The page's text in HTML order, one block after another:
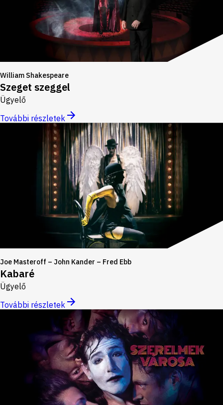
William Shakespeare
Szeget szeggel
Ügyelő
További részletek
Joe Masteroff – John Kander – Fred Ebb
Kabaré
Ügyelő
További részletek